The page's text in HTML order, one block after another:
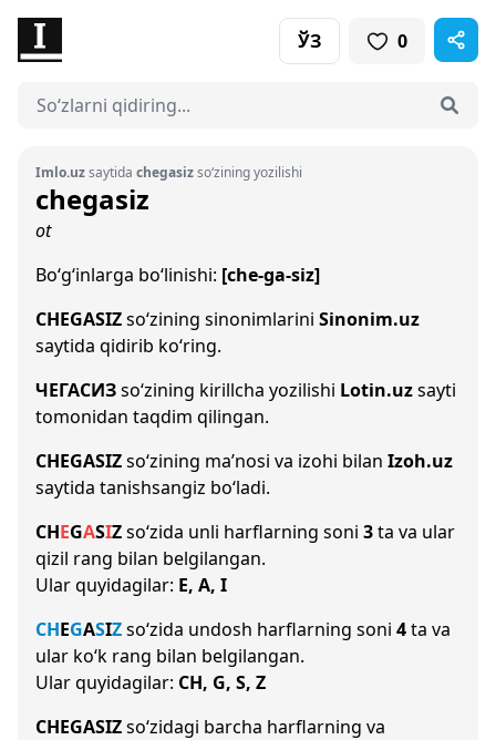
ЎЗ 0
Imlo.uzsaytida chegasizso‘zining yozilishi
chegasiz
ot
Bo‘g‘inlarga bo‘linishi: [che-ga-siz]
CHEGASIZso‘zining sinonimlarini Sinonim.uz
saytida qidirib ko‘ring.
ЧЕГАСИЗso‘zining kirillcha yozilishi Lotin.uzsayti
tomonidan taqdim qilingan.
CHEGASIZso‘zining ma’nosi va izohi bilan Izoh.uz
saytida tanishsangiz bo‘ladi.
CHEGASIZso‘zida unli harflarning soni 3ta va ular
qizil rang bilan belgilangan.
Ular quyidagilar: E, A, I
CHEGASIZso‘zida undosh harflarning soni 4ta va
ular ko‘k rang bilan belgilangan.
Ular quyidagilar: CH, G, S, Z
CHEGASIZso‘zidagi barcha harflarning va